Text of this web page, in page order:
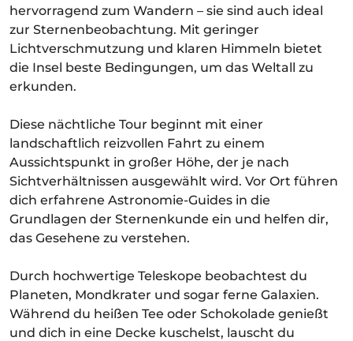
hervorragend zum Wandern – sie sind auch ideal
zur Sternenbeobachtung. Mit geringer
Lichtverschmutzung und klaren Himmeln bietet
die Insel beste Bedingungen, um das Weltall zu
erkunden.
Diese nächtliche Tour beginnt mit einer
landschaftlich reizvollen Fahrt zu einem
Aussichtspunkt in großer Höhe, der je nach
Sichtverhältnissen ausgewählt wird. Vor Ort führen
dich erfahrene Astronomie-Guides in die
Grundlagen der Sternenkunde ein und helfen dir,
das Gesehene zu verstehen.
Durch hochwertige Teleskope beobachtest du
Planeten, Mondkrater und sogar ferne Galaxien.
Während du heißen Tee oder Schokolade genießt
und dich in eine Decke kuschelst, lauscht du